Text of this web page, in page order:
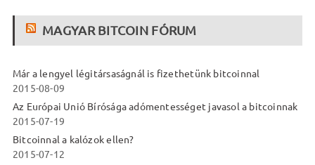
MAGYAR BITCOIN FÓRUM
Már a lengyel légitársaságnál is fizethetünk bitcoinnal
2015-08-09
Az Európai Unió Bírósága adómentességet javasol a bitcoinnak
2015-07-19
Bitcoinnal a kalózok ellen?
2015-07-12